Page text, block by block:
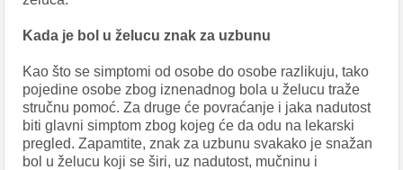
Kada je bol u želucu znak za uzbunu
Kao što se simptomi od osobe do osobe razlikuju, tako
pojedine osobe zbog iznenadnog bola u želucu traže
stručnu pomoć. Za druge će povraćanje i jaka nadutost
biti glavni simptom zbog kojeg će da odu na lekarski
pregled. Zapamtite, znak za uzbunu svakako je snažan
bol u želucu koji se širi, uz nadutost, mučninu i